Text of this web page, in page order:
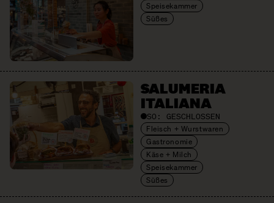
Speisekammer
Süßes
SALUMERIA
ITALIANA
SO: GESCHLOSSEN
Fleisch + Wurstwaren
Gastronomie
Käse + Milch
Speisekammer
Süßes